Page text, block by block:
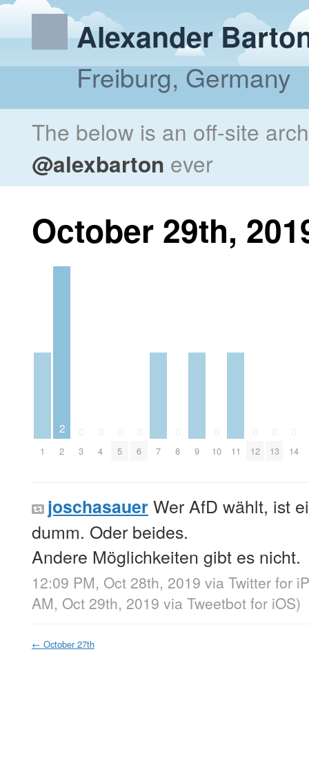
Alexander
Freiburg, Germany
The below is an off-site
@alexbarton ever
October 29th,
1
2
2 3 4 5 6 7 8 9 10 11 12 13 14
joschasauerWer AfD wählt, ist
dumm. Oder beides.
Andere Möglichkeiten gibt es nicht.
12:09 PM, Oct 28th, 2019 via Twitter for
AM, Oct 29th, 2019 via Tweetbot for iΟS)
← October 27th